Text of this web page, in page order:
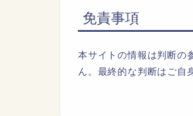
免責事項
本サイトの情報は判断の
ん。最終的な判断はご自